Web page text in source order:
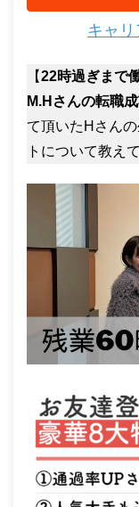
キャ
【22時過ぎまで
M.Hさんの転職成
て頂いたHさん
トについて教え